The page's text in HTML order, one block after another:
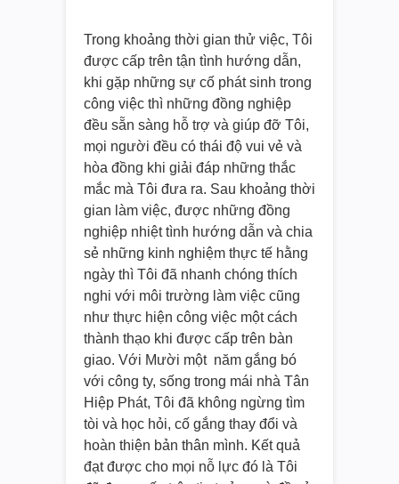
Trong khoảng thời gian thử việc, Tôi
được cấp trên tận tình hướng dẫn,
khi gặp những sự cố phát sinh trong
công việc thì những đồng nghiệp
đều sẵn sàng hỗ trợ và giúp đỡ Tôi,
mọi người đều có thái độ vui vẻ và
hòa đồng khi giải đáp những thắc
mắc mà Tôi đưa ra. Sau khoảng thời
gian làm việc, được những đồng
nghiệp nhiệt tình hướng dẫn và chia
sẻ những kinh nghiệm thực tế hằng
ngày thì Tôi đã nhanh chóng thích
nghi với môi trường làm việc cũng
như thực hiện công việc một cách
thành thạo khi được cấp trên bàn
giao. Với Mười một năm gắng bó
với công ty, sống trong mái nhà Tân
Hiệp Phát, Tôi đã không ngừng tìm
tòi và học hỏi, cố gắng thay đổi và
hoàn thiện bản thân mình. Kết quả
đạt được cho mọi nỗ lực đó là Tôi